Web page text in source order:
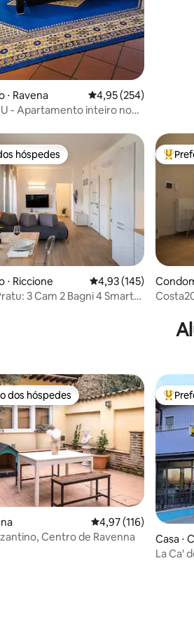
⋅ Ravena 4,95 de uma
4,95 (254)
- Apartamento inteiro no
hóspedes
hóspedes
⋅ Riccione 4,93 de uma
4,93 (145)
3 Cam 2 Bagni 4 Smart
Entre
preferidos dos hóspedes
dos hóspedes
4,97 de uma
4,97 (116)
Centro de Ravenna
Entre
Casa ⋅
La Ca'